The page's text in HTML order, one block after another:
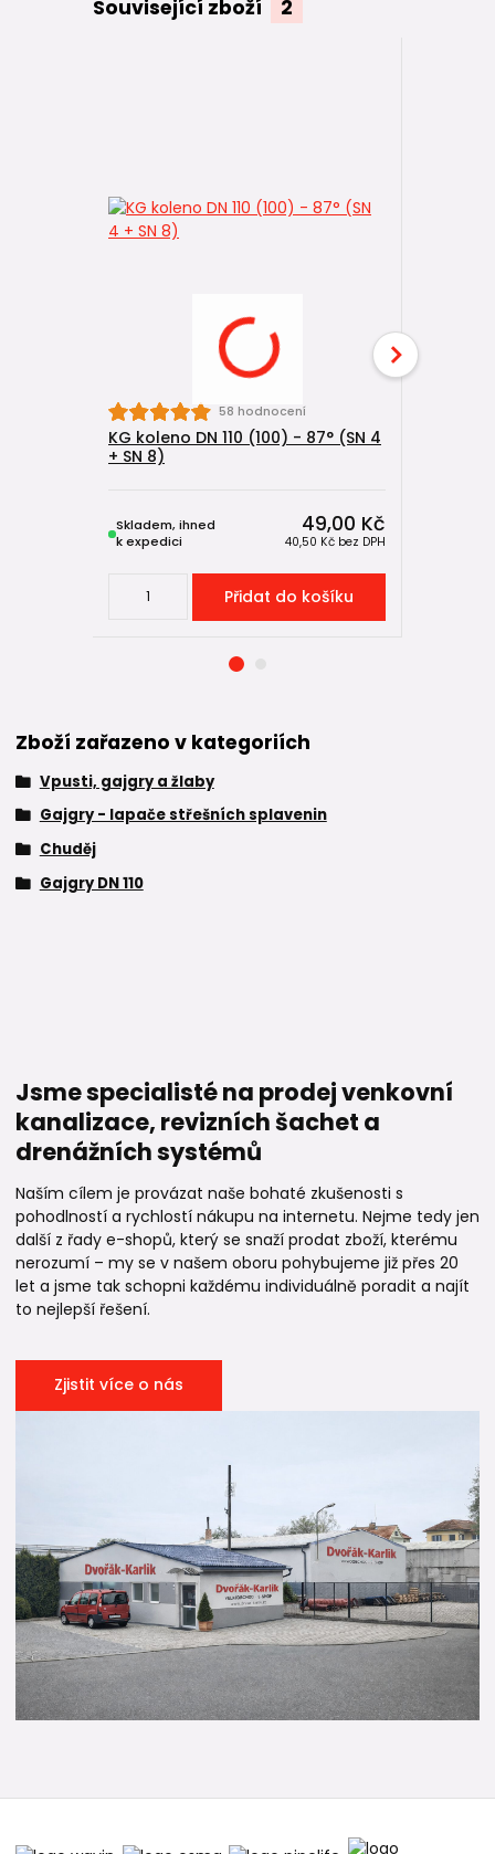
Související zboží 2
58 hodnocení
KG koleno DN 110 (100) - 87° (SN 4
+ SN 8)
49,00 Kč
40,50 Kč bez DPH
Skladem, ihned
k expedici
Přidat do košíku
Zboží zařazeno v kategoriích
Vpusti, gajgry a žlaby
Gajgry - lapače střešních splavenin
Chuděj
Gajgry DN 110
Jsme specialisté na prodej venkovní
kanalizace, revizních šachet a
drenážních systémů
Naším cílem je provázat naše bohaté zkušenosti s
pohodlností a rychlostí nákupu na internetu. Nejme tedy jen
další z řady e-shopů, který se snaží prodat zboží, kterému
nerozumí – my se v našem oboru pohybujeme již přes 20
let a jsme tak schopni každému individuálně poradit a najít
to nejlepší řešení.
Zjistit více o nás